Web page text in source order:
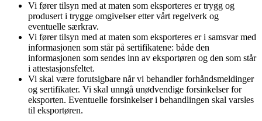
Vi fører tilsyn med at maten som eksporteres er trygg og
produsert i trygge omgivelser etter vårt regelverk og
eventuelle særkrav.
Vi fører tilsyn med at maten som eksporteres er i samsvar med
informasjonen som står på sertifikatene: både den
informasjonen som sendes inn av eksportøren og den som står
i attestasjonsfeltet.
Vi skal være forutsigbare når vi behandler forhåndsmeldinger
og sertifikater. Vi skal unngå unødvendige forsinkelser for
eksporten. Eventuelle forsinkelser i behandlingen skal varsles
til eksportøren.